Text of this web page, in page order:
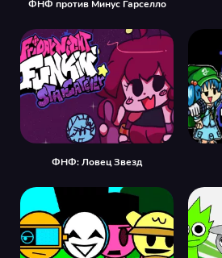
ФНФ против Минус Гарселло
ФНФ: Ловец Звезд